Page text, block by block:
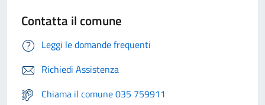
Contatta il comune
Leggi le domande frequenti
Richiedi Assistenza
Chiama il comune 035 759911